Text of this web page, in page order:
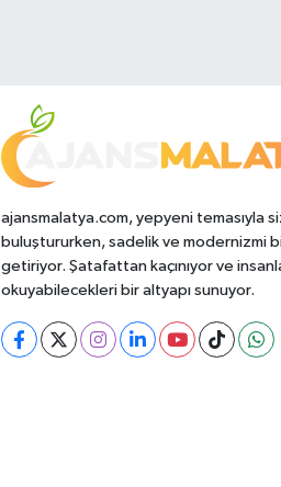
ajansmalatya.com, yepyeni temasıyla
buluştururken, sadelik ve modernizmi
getiriyor. Şatafattan kaçınıyor ve
okuyabilecekleri bir altyapı sunuyor.